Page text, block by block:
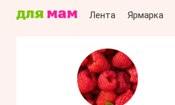
Лента Ярмарка